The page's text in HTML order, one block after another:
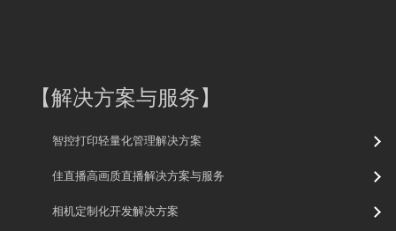
【解决方案与服务】
智控打印轻量化管理解决方案
佳直播高画质直播解决方案与服务
相机定制化开发解决方案